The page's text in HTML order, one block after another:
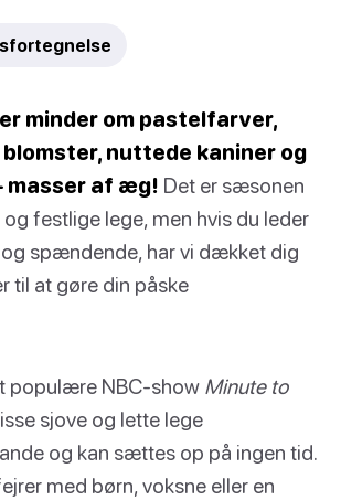
minder om pastelfarver,
nuttede kaniner og
masser af æg! Det er sæsonen
festlige lege, men hvis du leder
spændende, har vi dækket dig
til at gøre din påske
populære NBC-show Minute to
sjove og lette lege
og kan sættes op på ingen tid.
med børn, voksne eller en